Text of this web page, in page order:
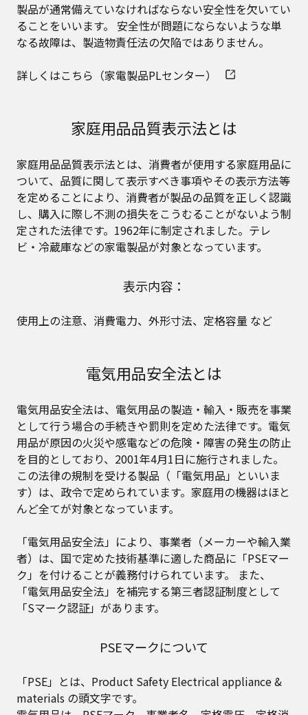
製品が通常備えていなければならない安全性を欠いてい
ることをいいます。 安全性が問題にならないような単
なる故障は、製造物責任法の欠陥ではありません。
詳しくはこちら（家電製品PLセンター）
家庭用品品質表示法とは
家庭用品品質表示法とは、消費者が使用する家庭用品に
ついて、品質に関して表示すべき事項やその表示方法等
を定めることにより、消費者が製品の品質を正しく認識
し、購入に際し不測の損失をこうむることがないよう制
定された法律です。1962年に制定されました。テレ
ビ・冷蔵庫などの家電製品が対象となっています。
表示内容：
使用上の注意、消費電力、外形寸法、定格容量 など
電気用品安全法とは
電気用品安全法は、電気用品の製造・輸入・販売を事業
として行う場合の手続きや罰則を定めた法律です。電気
用品が原因の火災や感電などの危険・障害の発生の防止
を目的としており、2001年4月1日に施行されました。
この法律の規制を受ける製品（「電気用品」といいま
す）は、政令で定められています。家庭用の機器はほと
んど全てが対象となっています。
「電気用品安全法」により、事業者（メーカーや輸入業
者）は、国で定めた技術基準に適した商品に「PSEマー
ク」を付けることが義務付けられています。 また、
「電気用品安全法」を補完する第三者認証制度として
「Sマーク認証」があります。
PSEマークについて
「PSE」とは、Product Safety Electrical appliance &
materials の頭文字です。